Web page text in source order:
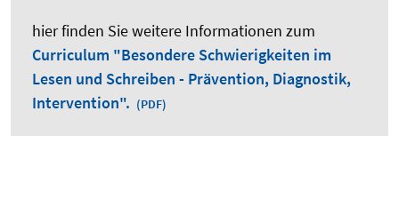
hier finden Sie weitere Informationen zum
Curriculum "Besondere Schwierigkeiten im
Lesen und Schreiben - Prävention, Diagnostik,
Intervention".